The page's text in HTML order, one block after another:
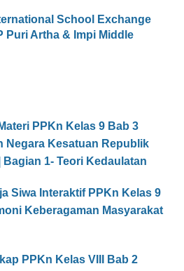
School Exchange
Puri Artha & Impi Middle
PPKn Kelas 9 Bab 3
Negara Kesatuan Republik
Bagian 1- Teori Kedaulatan
Siwa Interaktif PPKn Kelas 9
Keberagaman Masyarakat
PPKn Kelas VIII Bab 2